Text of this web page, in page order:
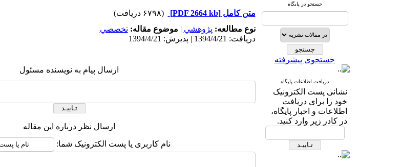
جستجو در پایگاه
جستجوی پیشرفته
دریافت اطلاعات پایگاه
نشانی پست الکترونیک
خود را برای دریافت
اطلاعات و اخبار پایگاه،
در کادر زیر وارد کنید.
متن کامل[PDF 2664 kb]
(۶۷۹۸ دریافت)
نوع مطالعه: پژوهشي | موضوع مقاله:تخصصي
دریافت: 1394/4/21 | پذیرش: 1394/4/21
ارسال پیام به نویسنده مسئول
ارسال نظر درباره این مقاله
نام کاربری یا پست الکترونیک شما: